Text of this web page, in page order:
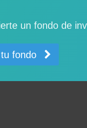
un fondo de
fondo